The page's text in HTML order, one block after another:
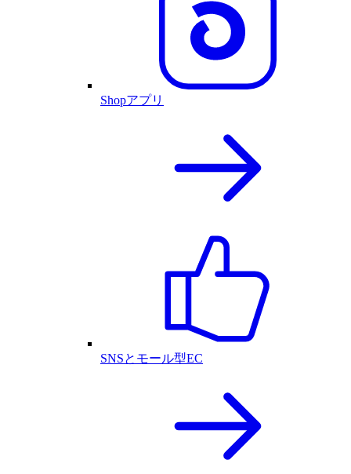
Shopアプリ
SNSとモール型EC